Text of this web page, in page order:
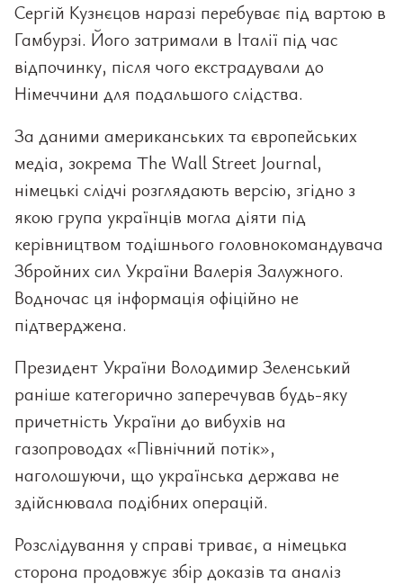
Сергій Кузнєцов наразі перебуває під вартою в
Гамбурзі. Його затримали в Італії під час
відпочинку, після чого екстрадували до
Німеччини для подальшого слідства.
За даними американських та європейських
медіа, зокрема The Wall Street Journal,
німецькі слідчі розглядають версію, згідно з
якою група українців могла діяти під
керівництвом тодішнього головнокомандувача
Збройних сил України Валерія Залужного.
Водночас ця інформація офіційно не
підтверджена.
Президент України Володимир Зеленський
раніше категорично заперечував будь-яку
причетність України до вибухів на
газопроводах «Північний потік»,
наголошуючи, що українська держава не
здійснювала подібних операцій.
Розслідування у справі триває, а німецька
сторона продовжує збір доказів та аналіз